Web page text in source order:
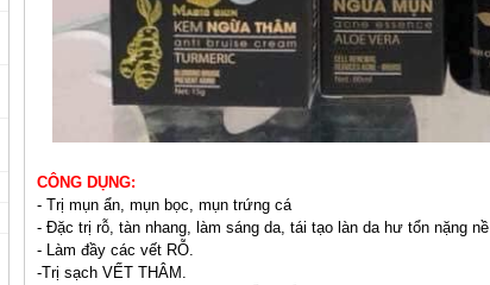
CÔNG DỤNG:
- Trị mụn ẩn, mụn bọc, mụn trứng cá
- Đặc trị rỗ, tàn nhang, làm sáng da, tái tạo làn da hư tổn nặng nề
- Làm đầy các vết RỖ.
-Trị sạch VẾT THÂM.